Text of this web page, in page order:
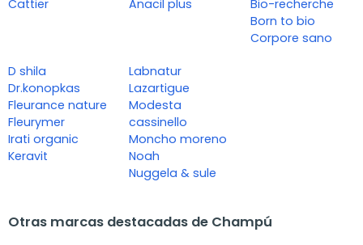
Cattier Anacil plus
Bio-recherche
Born to bio
Corpore sano
D shila
Dr.konopkas
Fleurance nature
Fleurymer
Irati organic
Keravit
Labnatur
Lazartigue
Modesta
cassinello
Moncho moreno
Noah
Nuggela & sule
Otras marcas destacadas de Champú